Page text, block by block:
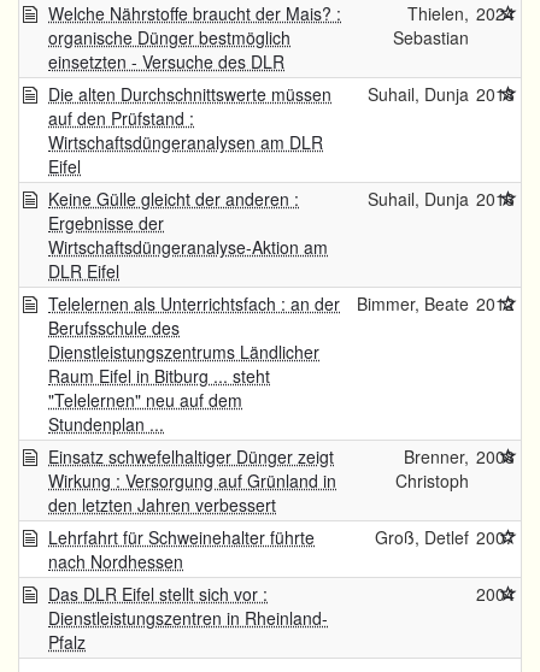
Welche Nährstoffe braucht der Mais? :
organische Dünger bestmöglich
einsetzten - Versuche des DLR
Thielen,
Sebastian
2024
Die alten Durchschnittswerte müssen
auf den Prüfstand :
Wirtschaftsdüngeranalysen am DLR
Eifel
Suhail, Dunja 2018
Keine Gülle gleicht der anderen :
Ergebnisse der
Wirtschaftsdüngeranalyse-Aktion am
DLR Eifel
Suhail, Dunja 2016
Telelernen als Unterrichtsfach : an der
Berufsschule des
Dienstleistungszentrums Ländlicher
Raum Eifel in Bitburg ... steht
"Telelernen" neu auf dem
Stundenplan ...
Bimmer, Beate 2012
Einsatz schwefelhaltiger Dünger zeigt
Wirkung : Versorgung auf Grünland in
den letzten Jahren verbessert
Brenner,
Christoph
2008
Lehrfahrt für Schweinehalter führte
nach Nordhessen
Groß, Detlef 2007
Das DLR Eifel stellt sich vor :
Dienstleistungszentren in Rheinland-
Pfalz
2004